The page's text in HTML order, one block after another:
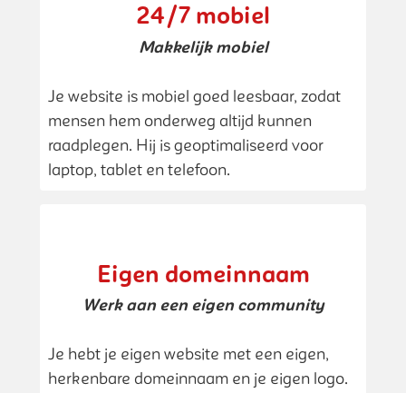
24/7 mobiel
Makkelijk mobiel
Je website is mobiel goed leesbaar, zodat
mensen hem onderweg altijd kunnen
raadplegen. Hij is geoptimaliseerd voor
laptop, tablet en telefoon.
Eigen domeinnaam
Werk aan een eigen community
Je hebt je eigen website met een eigen,
herkenbare domeinnaam en je eigen logo.